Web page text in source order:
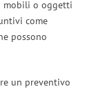
mobili o oggetti
come
possono
un preventivo